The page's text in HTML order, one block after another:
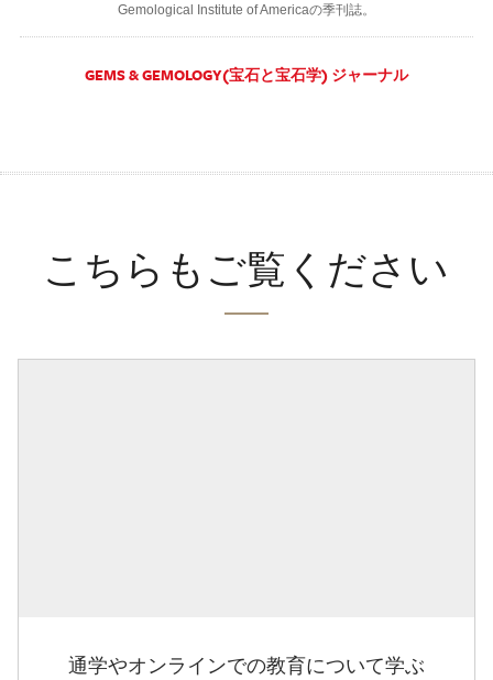
Gemological Institute of Americaの季刊誌。
GEMS & GEMOLOGY(宝石と宝石学) ジャーナル
こちらもご覧ください
通学やオンラインでの教育について学ぶ